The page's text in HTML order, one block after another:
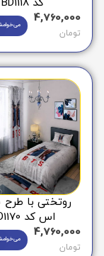
کد BD1118
4,760,000
تومان
روتختی با
اس کد BD1170
4,760,000
تومان